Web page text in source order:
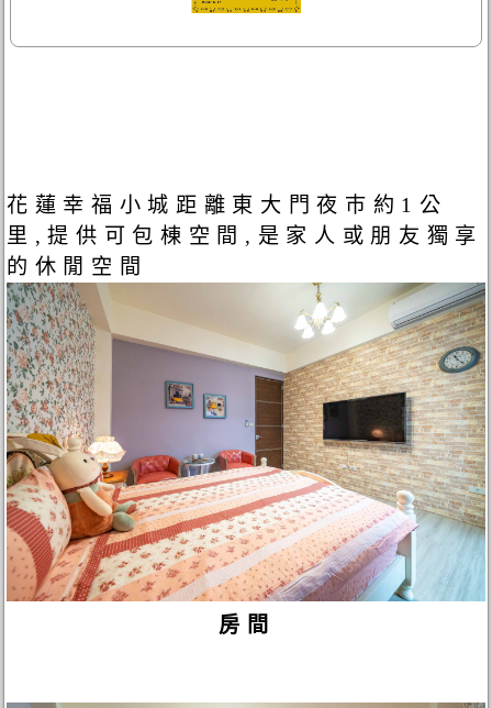
花蓮幸福小城距離東大門夜巿約1公
里,提供可包棟空間,是家人或朋友獨享
的休閒空間
房間